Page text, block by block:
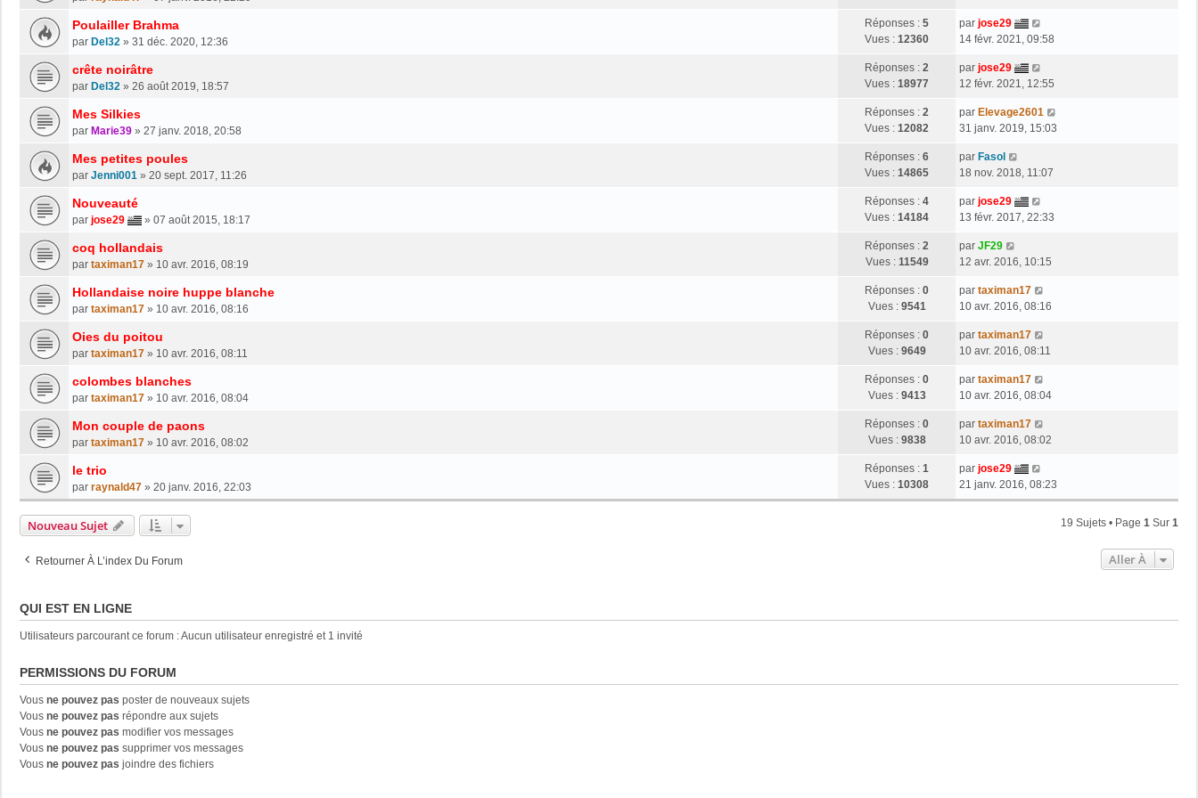
Poulailler Brahma
par Del32 » 31 déc. 2020, 12:36
Réponses : 5
Vues : 12360
par jose29
14 févr. 2021, 09:58
crête noirâtre
par Del32 » 26 août 2019, 18:57
Réponses : 2
Vues : 18977
par jose29
12 févr. 2021, 12:55
Mes Silkies
par Marie39 » 27 janv. 2018, 20:58
Réponses : 2
Vues : 12082
par Elevage2601
31 janv. 2019, 15:03
Mes petites poules
par Jenni001 » 20 sept. 2017, 11:26
Réponses : 6
Vues : 14865
par Fasol
18 nov. 2018, 11:07
Nouveauté
par jose29 » 07 août 2015, 18:17
Réponses : 4
Vues : 14184
par jose29
13 févr. 2017, 22:33
coq hollandais
par taximan17 » 10 avr. 2016, 08:19
Réponses : 2
Vues : 11549
par JF29
12 avr. 2016, 10:15
Hollandaise noire huppe blanche
par taximan17 » 10 avr. 2016, 08:16
Réponses : 0
Vues : 9541
par taximan17
10 avr. 2016, 08:16
Oies du poitou
par taximan17 » 10 avr. 2016, 08:11
Réponses : 0
Vues : 9649
par taximan17
10 avr. 2016, 08:11
colombes blanches
par taximan17 » 10 avr. 2016, 08:04
Réponses : 0
Vues : 9413
par taximan17
10 avr. 2016, 08:04
Mon couple de paons
par taximan17 » 10 avr. 2016, 08:02
Réponses : 0
Vues : 9838
par taximan17
10 avr. 2016, 08:02
le trio
par raynald47 » 20 janv. 2016, 22:03
Réponses : 1
Vues : 10308
par jose29
21 janv. 2016, 08:23
Nouveau Sujet 19 Sujets • Page 1 Sur 1
Retourner À L’index Du Forum Aller À
QUI EST EN LIGNE
Utilisateurs parcourant ce forum : Aucun utilisateur enregistré et 1 invité
PERMISSIONS DU FORUM
Vous ne pouvez pas poster de nouveaux sujets
Vous ne pouvez pas répondre aux sujets
Vous ne pouvez pas modifier vos messages
Vous ne pouvez pas supprimer vos messages
Vous ne pouvez pas joindre des fichiers